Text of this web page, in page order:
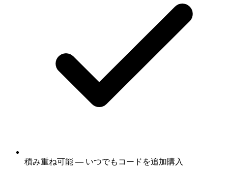
積み重ね可能 — いつでもコードを追加購入